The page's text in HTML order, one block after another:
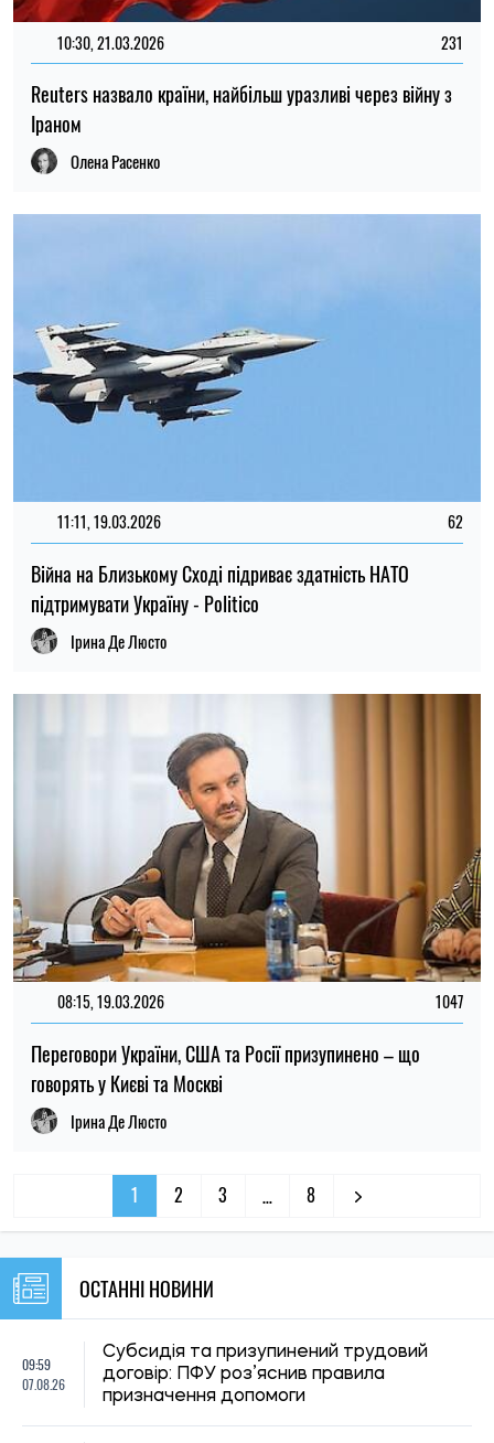
10:30, 21.03.2026 231
Reuters назвало країни, найбільш уразливі через війну з
Іраном
Олена Расенко
11:11, 19.03.2026 62
Війна на Близькому Сході підриває здатність НАТО
підтримувати Україну - Politico
Ірина Де Люсто
08:15, 19.03.2026 1047
Переговори України, США та Росії призупинено – що
говорять у Києві та Москві
Ірина Де Люсто
1 2 3 … 8
ОСТАННІ НОВИНИ
09:59
07.08.26
Субсидія та призупинений трудовий
договір: ПФУ роз’яснив правила
призначення допомоги